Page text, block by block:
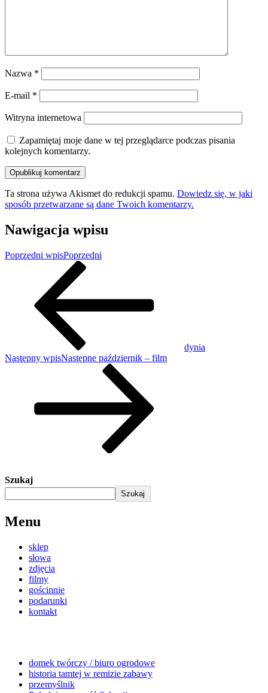
Nazwa *
E-mail *
Witryna internetowa
Zapamiętaj moje dane w tej przeglądarce podczas pisania
kolejnych komentarzy.
Ta strona używa Akismet do redukcji spamu. Dowiedz się, w jaki
sposób przetwarzane są dane Twoich komentarzy.
Nawigacja wpisu
Poprzedni wpisPoprzedni
dynia
Następny wpisNastępne październik – film
Szukaj
Szukaj
Menu
sklep
słowa
zdjęcia
filmy
gościnnie
podarunki
kontakt
domek twórczy / biuro ogrodowe
historia tamtej w remizie zabawy
przemyślnik